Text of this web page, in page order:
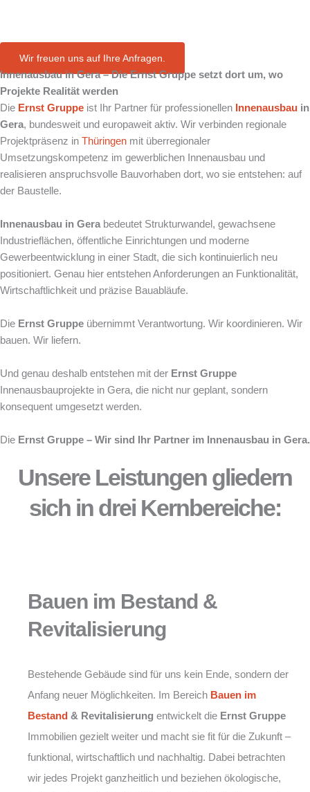
Wir freuen uns auf Ihre Anfragen.
Innenausbau in Gera – Die Ernst Gruppe setzt dort um, wo
Projekte Realität werden
Die Ernst Gruppe ist Ihr Partner für professionellen Innenausbau in
Gera, bundesweit und europaweit aktiv. Wir verbinden regionale
Projektpräsenz in Thüringen mit überregionaler
Umsetzungskompetenz im gewerblichen Innenausbau und
realisieren anspruchsvolle Bauvorhaben dort, wo sie entstehen: auf
der Baustelle.
Innenausbau in Gera bedeutet Strukturwandel, gewachsene
Industrieflächen, öffentliche Einrichtungen und moderne
Gewerbeentwicklung in einer Stadt, die sich kontinuierlich neu
positioniert. Genau hier entstehen Anforderungen an Funktionalität,
Wirtschaftlichkeit und präzise Bauabläufe.
Die Ernst Gruppe übernimmt Verantwortung. Wir koordinieren. Wir
bauen. Wir liefern.
Und genau deshalb entstehen mit der Ernst Gruppe
Innenausbauprojekte in Gera, die nicht nur geplant, sondern
konsequent umgesetzt werden.
Die Ernst Gruppe – Wir sind Ihr Partner im Innenausbau in Gera.
Unsere Leistungen gliedern
sich in drei Kernbereiche:
Bauen im Bestand &
Revitalisierung
Bestehende Gebäude sind für uns kein Ende, sondern der
Anfang neuer Möglichkeiten. Im Bereich Bauen im
Bestand & Revitalisierung entwickelt die Ernst Gruppe
Immobilien gezielt weiter und macht sie fit für die Zukunft –
funktional, wirtschaftlich und nachhaltig. Dabei betrachten
wir jedes Projekt ganzheitlich und beziehen ökologische,